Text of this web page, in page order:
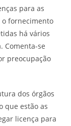
para as
o fornecimento
há vários
Comenta-se
preocupação
dos órgãos
que estão as
licença para